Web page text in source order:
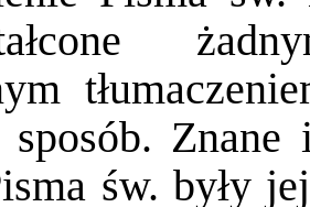
Znane
św. były